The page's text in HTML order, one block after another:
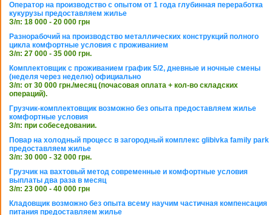
Оператор на производство с опытом от 1 года глубинная переработка
кукурузы предоставляем жилье
З/п: 18 000 - 20 000 грн
Разнорабочий на производство металлических конструкций полного
цикла комфортные условия с проживанием
З/п: 27 000 - 35 000 грн.
Комплектовщик с проживанием график 5/2, дневные и ночные смены
(неделя через неделю) официально
З/п: от 30 000 грн./месяц (почасовая оплата + кол-во складских
операций).
Грузчик-комплектовщик возможно без опыта предоставляем жилье
комфортные условия
З/п: при собеседовании.
Повар на холодный процесс в загородный комплекс glibivka family park
предоставляем жилье
З/п: 30 000 - 32 000 грн.
Грузчик на вахтовый метод современные и комфортные условия
выплаты два раза в месяц
З/п: 23 000 - 40 000 грн
Кладовщик возможно без опыта всему научим частичная компенсация
питания предоставляем жилье